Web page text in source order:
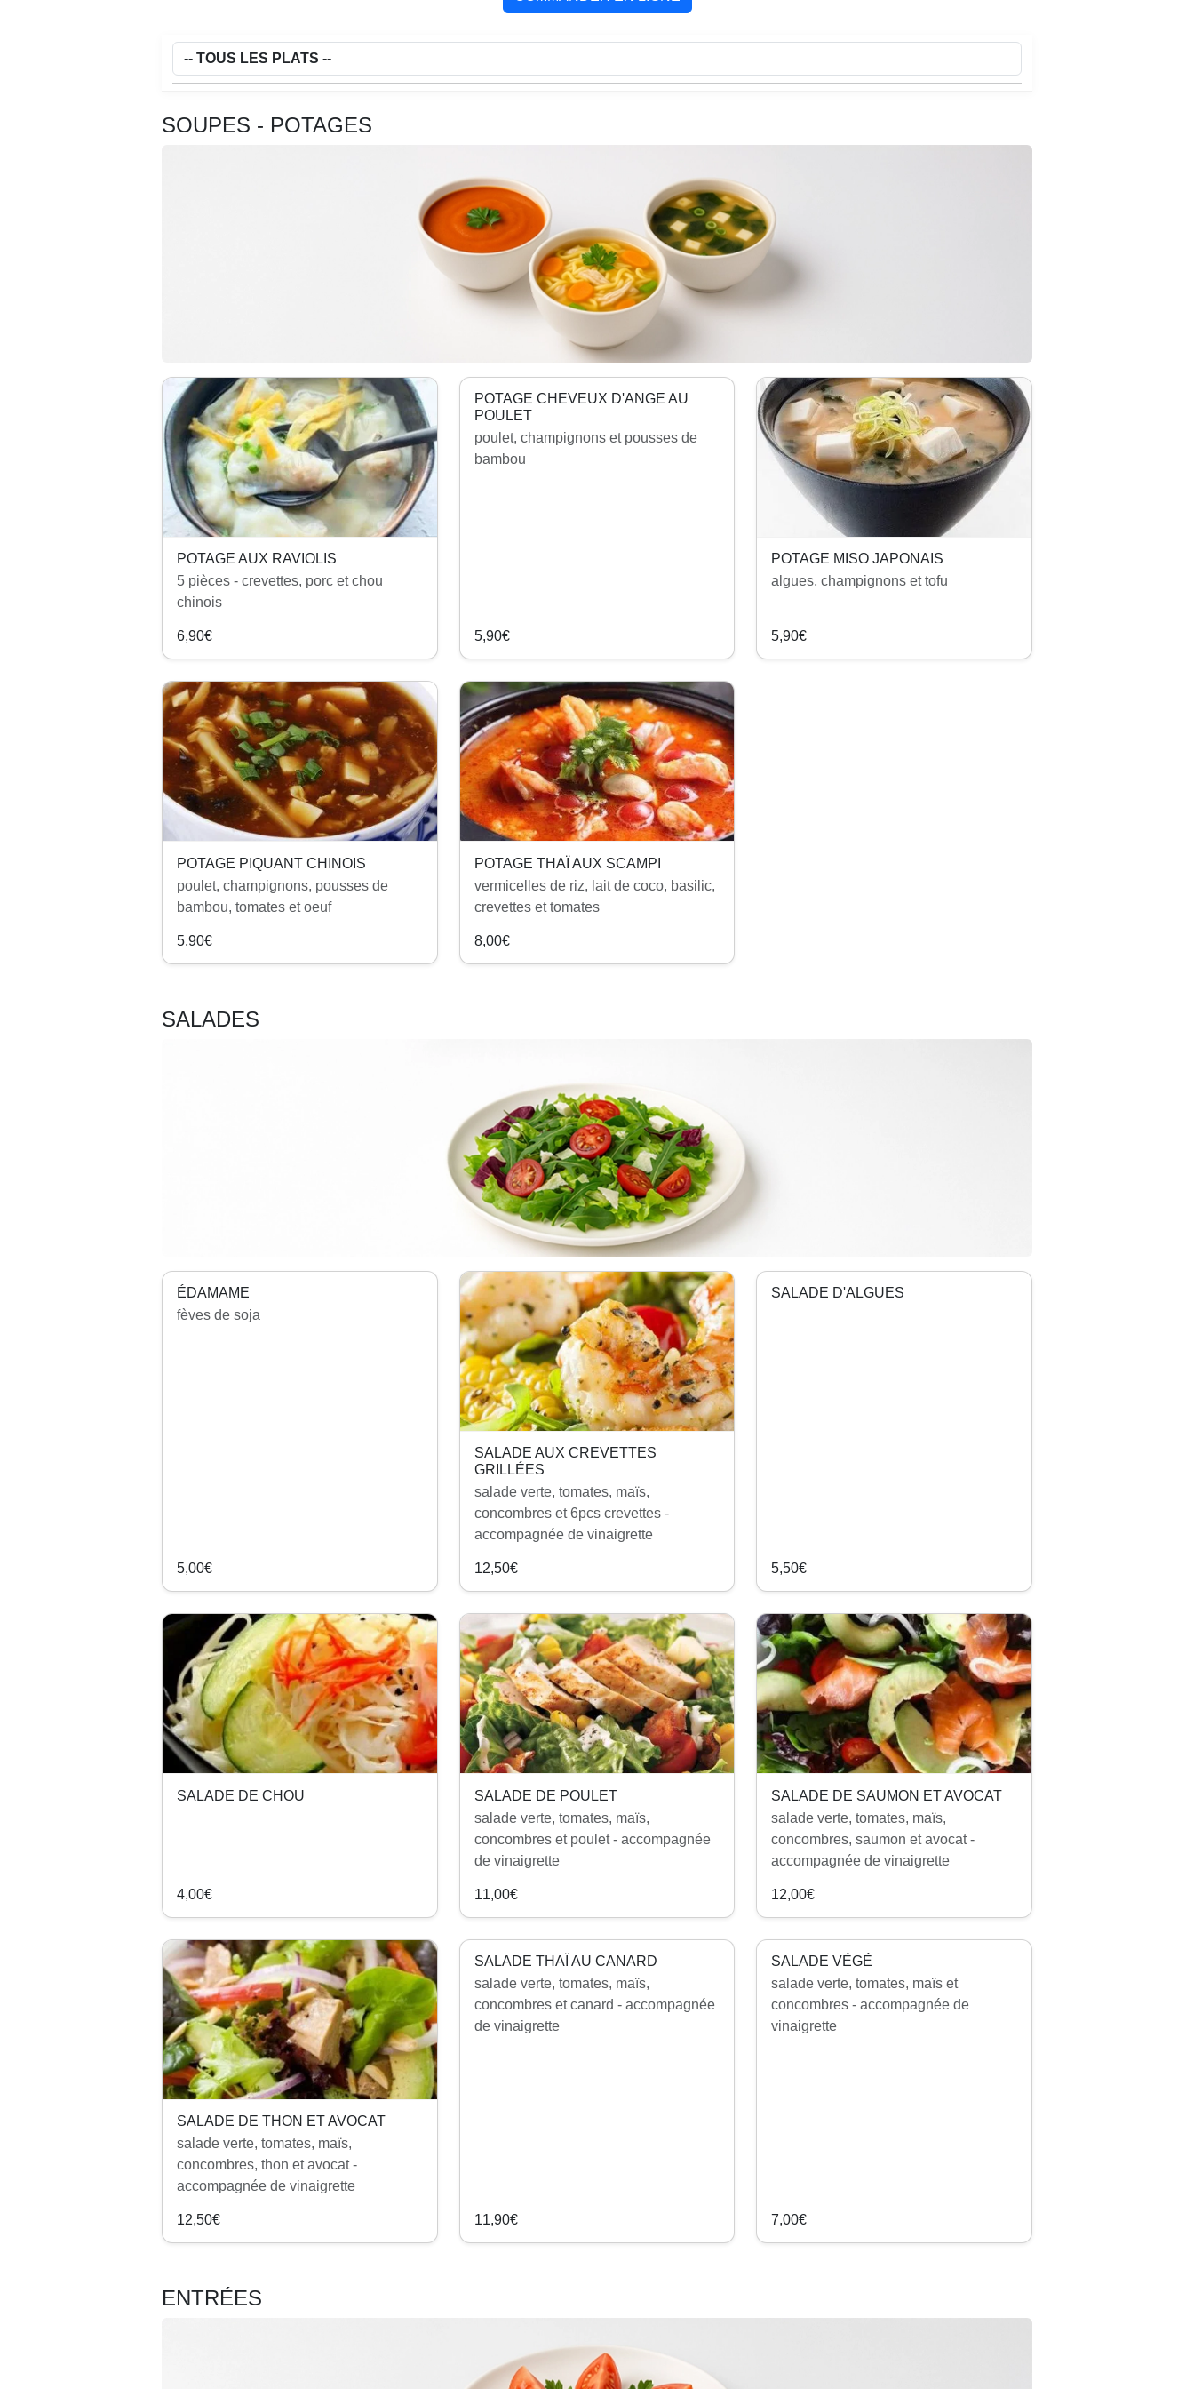
SOUPES - POTAGES
POTAGE AUX RAVIOLIS
5 pièces - crevettes, porc et chou
chinois
6,90€
POTAGE CHEVEUX D'ANGE AU
POULET
poulet, champignons et pousses de
bambou
5,90€
POTAGE MISO JAPONAIS
algues, champignons et tofu
5,90€
POTAGE PIQUANT CHINOIS
poulet, champignons, pousses de
bambou, tomates et oeuf
5,90€
POTAGE THAÏ AUX SCAMPI
vermicelles de riz, lait de coco, basilic,
crevettes et tomates
8,00€
SALADES
ÉDAMAME
fèves de soja
5,00€
SALADE AUX CREVETTES
GRILLÉES
salade verte, tomates, maïs,
concombres et 6pcs crevettes -
accompagnée de vinaigrette
12,50€
SALADE D'ALGUES
5,50€
SALADE DE CHOU
4,00€
SALADE DE POULET
salade verte, tomates, maïs,
concombres et poulet - accompagnée
de vinaigrette
11,00€
SALADE DE SAUMON ET AVOCAT
salade verte, tomates, maïs,
concombres, saumon et avocat -
accompagnée de vinaigrette
12,00€
SALADE DE THON ET AVOCAT
salade verte, tomates, maïs,
concombres, thon et avocat -
accompagnée de vinaigrette
12,50€
SALADE THAÏ AU CANARD
salade verte, tomates, maïs,
concombres et canard - accompagnée
de vinaigrette
11,90€
SALADE VÉGÉ
salade verte, tomates, maïs et
concombres - accompagnée de
vinaigrette
7,00€
ENTRÉES